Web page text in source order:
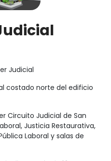
Judicial
costado norte del edificio
Circuito Judicial de San
Justicia Restaurativa,
Laboral y salas de